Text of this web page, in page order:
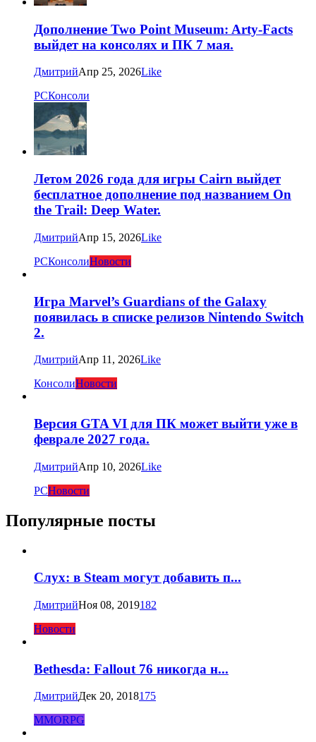
Дополнение Two Point Museum: Arty-Facts
выйдет на консолях и ПК 7 мая.
ДмитрийАпр 25, 2026Like
PCКонсоли
Летом 2026 года для игры Cairn выйдет
бесплатное дополнение под названием On
the Trail: Deep Water.
ДмитрийАпр 15, 2026Like
PCКонсолиНовости
Игра Marvel’s Guardians of the Galaxy
появилась в списке релизов Nintendo Switch
2.
ДмитрийАпр 11, 2026Like
КонсолиНовости
Версия GTA VI для ПК может выйти уже в
феврале 2027 года.
ДмитрийАпр 10, 2026Like
PCНовости
Популярные посты
Слух: в Steam могут добавить п...
ДмитрийНоя 08, 2019182
Новости
Bethesda: Fallout 76 никогда н...
ДмитрийДек 20, 2018175
MMORPG